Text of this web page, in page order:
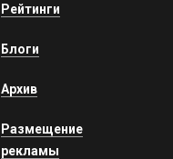
Рейтинги
Блоги
Архив
Размещение
рекламы